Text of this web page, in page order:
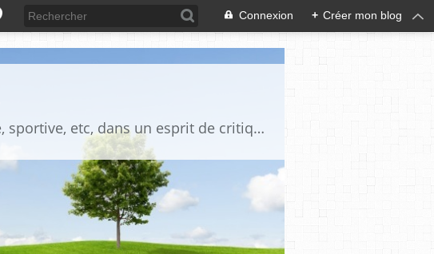
Connexion + Créer mon blog
Blog destiné à commenter l'actualité, politique, économique, culturelle, sportive, etc, dans un esprit de critique philosophique, d'esprit chrétien et français.La collaboration des lecteurs est souhaitée, de même que la courtoisie, et l'esprit de tolérance.